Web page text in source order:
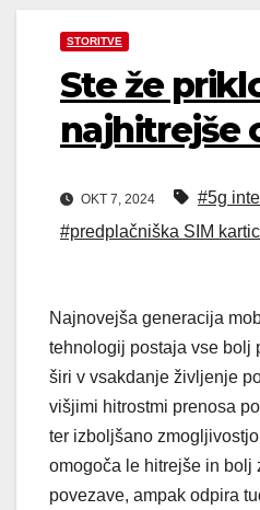
STORITVE
Ste že
najhitrejše
OKT 7, 2024 #5g
#predplačniška SIM
Najnovejša generacija
tehnologij postaja vse bolj
širi v vsakdanje življenje
višjimi hitrostmi prenosa
ter izboljšano
omogoča le hitrejše in bolj
povezave, ampak odpira